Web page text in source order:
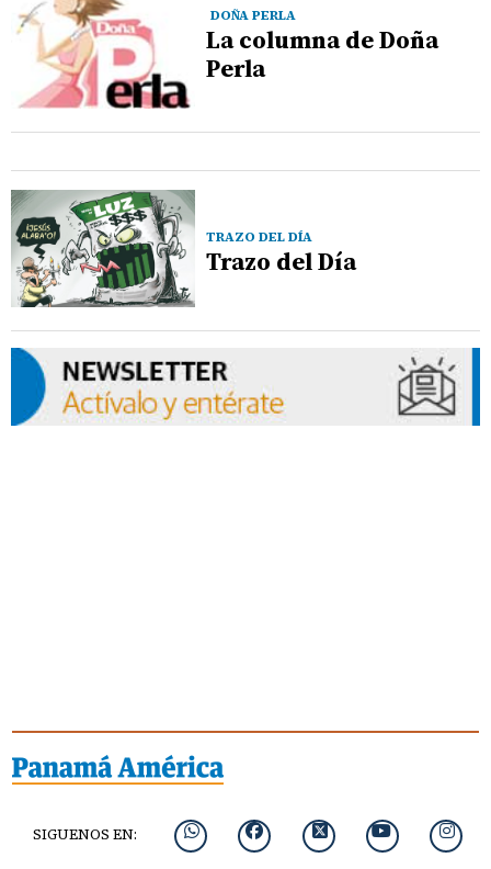
DOÑA PERLA
La columna de Doña
Perla
TRAZO DEL DÍA
Trazo del Día
SIGUENOS EN: